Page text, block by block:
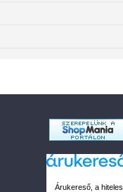
Árukereső, a hiteles